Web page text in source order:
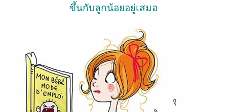
ขึ้นกับลูกน้อยอยู่เสมอ